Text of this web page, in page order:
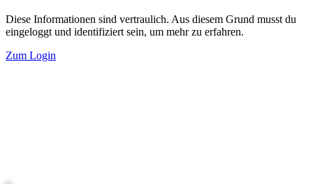
Diese Informationen sind vertraulich. Aus diesem Grund musst du
eingeloggt und identifiziert sein, um mehr zu erfahren.
Zum Login